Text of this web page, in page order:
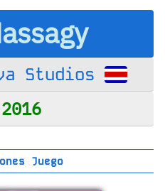
Studios
2016
Juego